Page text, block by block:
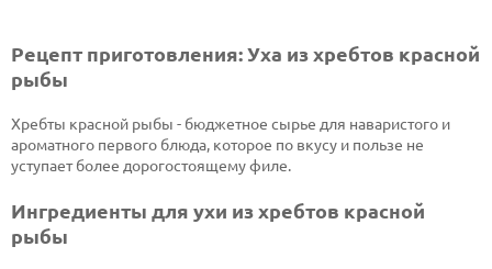
Рецепт приготовления: Уха из хребтов красной
рыбы
Хребты красной рыбы - бюджетное сырье для наваристого и
ароматного первого блюда, которое по вкусу и пользе не
уступает более дорогостоящему филе.
Ингредиенты для ухи из хребтов красной
рыбы